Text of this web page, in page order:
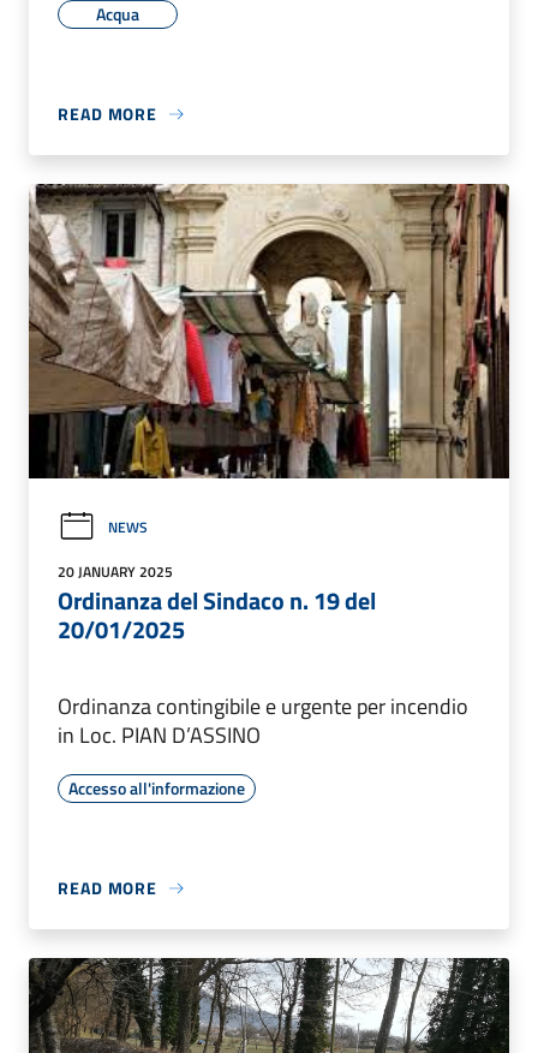
Acqua
READ MORE
NEWS
20 JANUARY 2025
Ordinanza del Sindaco n. 19 del
20/01/2025
Ordinanza contingibile e urgente per incendio
in Loc. PIAN D’ASSINO
Accesso all'informazione
READ MORE